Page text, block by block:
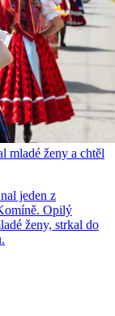
mladé ženy a chtěl
jeden z
Opilý
ženy, strkal do